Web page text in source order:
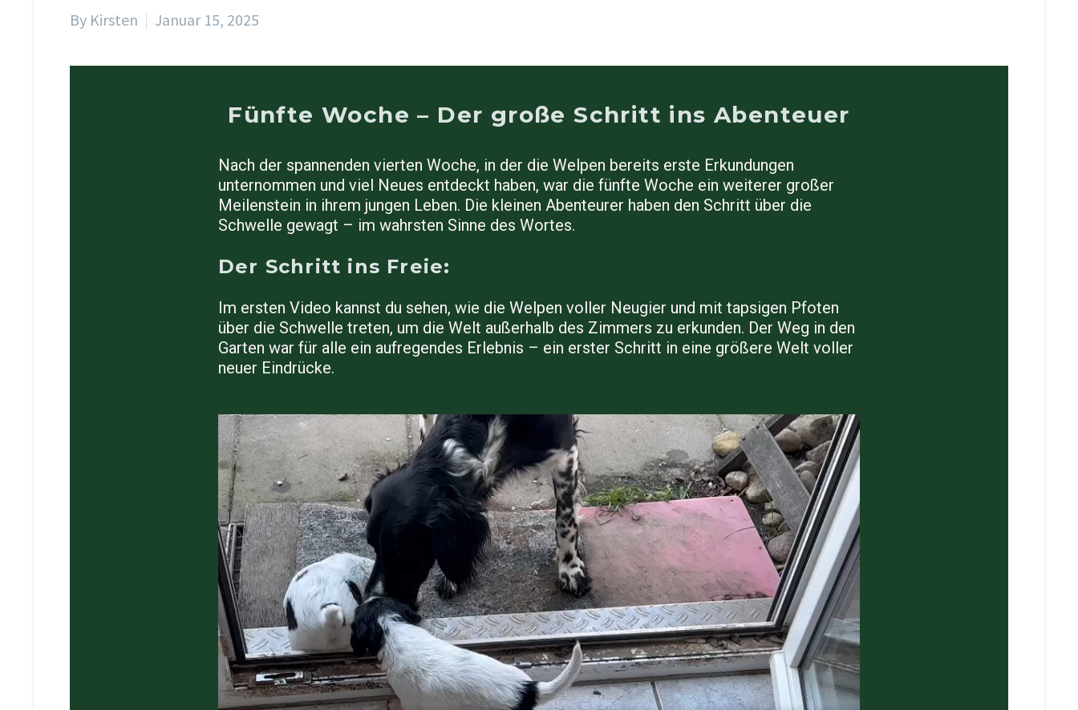
By Kirsten Januar 15, 2025
Fünfte Woche – Der große Schritt ins Abenteuer
Nach der spannenden vierten Woche, in der die Welpen bereits erste Erkundungen
unternommen und viel Neues entdeckt haben, war die fünfte Woche ein weiterer großer
Meilenstein in ihrem jungen Leben. Die kleinen Abenteurer haben den Schritt über die
Schwelle gewagt – im wahrsten Sinne des Wortes.
Der Schritt ins Freie:
Im ersten Video kannst du sehen, wie die Welpen voller Neugier und mit tapsigen Pfoten
über die Schwelle treten, um die Welt außerhalb des Zimmers zu erkunden. Der Weg in den
Garten war für alle ein aufregendes Erlebnis – ein erster Schritt in eine größere Welt voller
neuer Eindrücke.